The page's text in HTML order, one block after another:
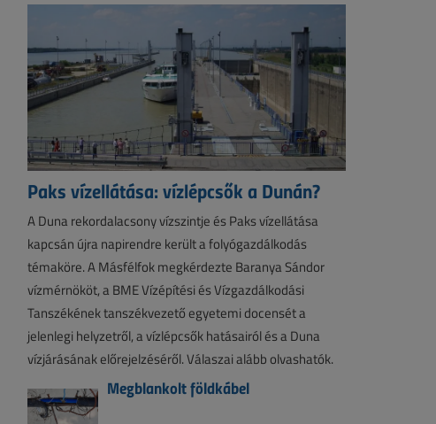
Paks vízellátása: vízlépcsők a Dunán?
A Duna rekordalacsony vízszintje és Paks vízellátása
kapcsán újra napirendre került a folyógazdálkodás
témaköre. A Másfélfok megkérdezte Baranya Sándor
vízmérnököt, a BME Vízépítési és Vízgazdálkodási
Tanszékének tanszékvezető egyetemi docensét a
jelenlegi helyzetről, a vízlépcsők hatásairól és a Duna
vízjárásának előrejelzéséről. Válaszai alább olvashatók.
Megblankolt földkábel